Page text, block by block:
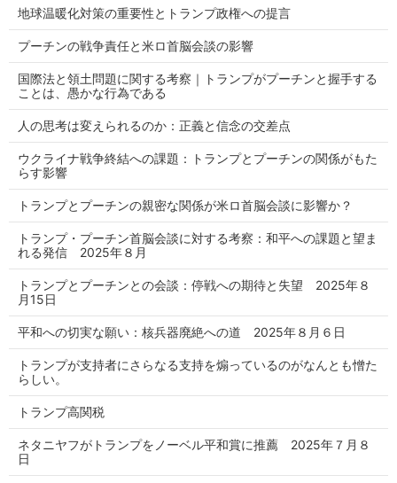
地球温暖化対策の重要性とトランプ政権への提言
プーチンの戦争責任と米ロ首脳会談の影響
国際法と領土問題に関する考察｜トランプがプーチンと握手する
ことは、愚かな行為である
人の思考は変えられるのか：正義と信念の交差点
ウクライナ戦争終結への課題：トランプとプーチンの関係がもた
らす影響
トランプとプーチンの親密な関係が米ロ首脳会談に影響か？
トランプ・プーチン首脳会談に対する考察：和平への課題と望ま
れる発信 2025年８月
トランプとプーチンとの会談：停戦への期待と失望 2025年８
月15日
平和への切実な願い：核兵器廃絶への道 2025年８月６日
トランプが支持者にさらなる支持を煽っているのがなんとも憎た
らしい。
トランプ高関税
ネタニヤフがトランプをノーベル平和賞に推薦 2025年７月８
日